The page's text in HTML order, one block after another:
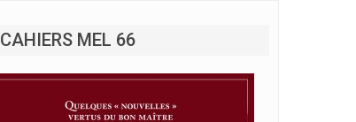
CAHIERS MEL 66